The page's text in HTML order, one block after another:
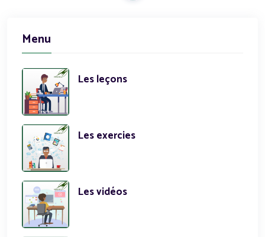
Menu
Les leçons
Les exercies
Les vidéos